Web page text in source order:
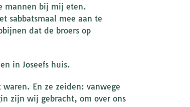
mannen bij mij eten.
sabbatsmaal mee aan te
dat de broers op
in Joseefs huis.
En ze zeiden: vanwege
zijn wij gebracht, om over ons